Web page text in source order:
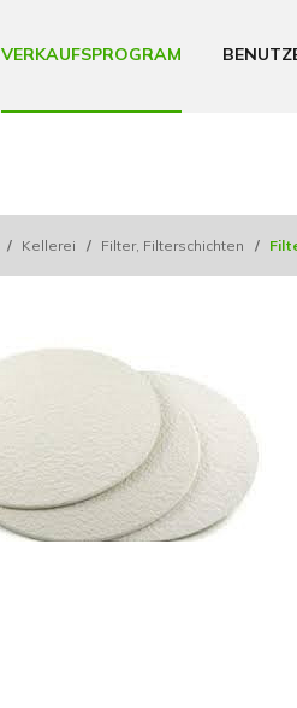
VERKAUFSPROGRAM
/ Kellerei / Filter, Filterschichten /